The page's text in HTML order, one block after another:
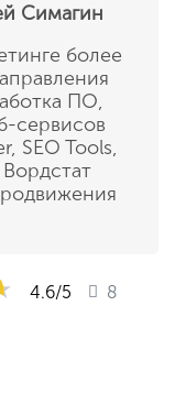
Симагин
более
ПО,
сервисов
SEO Tools,
4.6/5 8